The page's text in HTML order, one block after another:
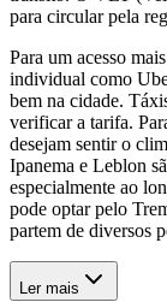
para circular pela
Para um acesso
individual como
bem na cidade.
verificar a tarifa.
desejam sentir o
Ipanema e Leblon
especialmente ao
pode optar pelo
partem de diversos
Ler mais